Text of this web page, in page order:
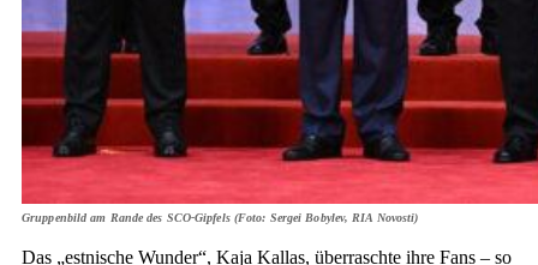
Gruppenbild am Rande des SCO-Gipfels (Foto: Sergei Bobylev, RIA Novosti)
Das „estnische Wunder“, Kaja Kallas, überraschte ihre Fans – so